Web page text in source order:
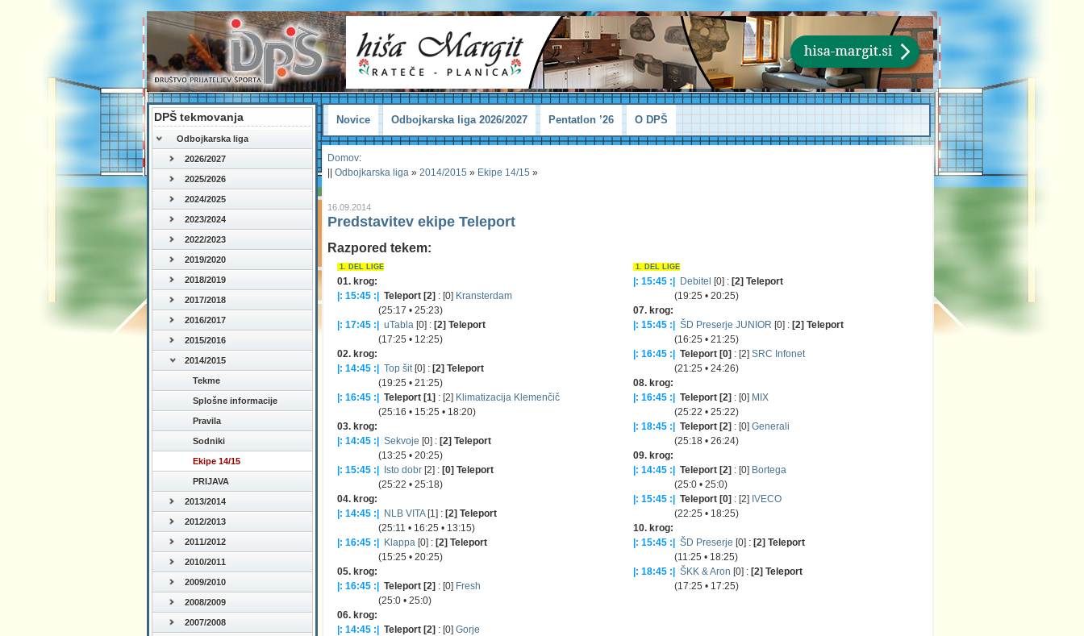
DPŠ tekmovanja
Odbojkarska liga
2026/2027
2025/2026
2024/2025
2023/2024
2022/2023
2019/2020
2018/2019
2017/2018
2016/2017
2015/2016
2014/2015
Tekme
Splošne informacije
Pravila
Sodniki
Ekipe 14/15
PRIJAVA
2013/2014
2012/2013
2011/2012
2010/2011
2009/2010
2008/2009
2007/2008
Novice Odbojkarska liga 2026/2027 Pentatlon ’26 O DPŠ
Domov:
Odbojkarska liga » 2014/2015 » Ekipe 14/15 »
16.09.2014
Predstavitev ekipe Teleport
Razpored tekem:
1. DEL LIGE
01. krog:
|: 15:45 :|
Teleport [2] : [0] Kransterdam
(25:17 • 25:23)
|: 17:45 :|
uTabla [0] : [2] Teleport
(17:25 • 12:25)
02. krog:
|: 14:45 :|
Top šit[0] : [2] Teleport
(19:25 • 21:25)
|: 16:45 :|
Teleport [1] : [2] Klimatizacija Klemenčič
(25:16 • 15:25 • 18:20)
03. krog:
|: 14:45 :|
Sekvoje [0] : [2] Teleport
(13:25 • 20:25)
|: 15:45 :|
Isto dobr [2] : [0] Teleport
(25:22 • 25:18)
04. krog:
|: 14:45 :|
NLB VITA[1] : [2] Teleport
(25:11 • 16:25 • 13:15)
|: 16:45 :|
Klappa [0] : [2] Teleport
(15:25 • 20:25)
05. krog:
|: 16:45 :|
Teleport [2] : [0] Fresh
(25:0 • 25:0)
06. krog:
|: 14:45 :|
Teleport [2] : [0] Gorje
1. DEL LIGE
|: 15:45 :| Debitel [0] : [2] Teleport
(19:25 • 20:25)
07. krog:
|: 15:45 :|
ŠD Preserje JUNIOR [0] : [2] Teleport
(16:25 • 21:25)
|: 16:45 :|
Teleport [0] : [2] SRC Infonet
(21:25 • 24:26)
08. krog:
|: 16:45 :|
Teleport [2] : [0] MIX
(25:22 • 25:22)
|: 18:45 :|
Teleport [2] : [0] Generali
(25:18 • 26:24)
09. krog:
|: 14:45 :|
Teleport [2] : [0] Bortega
(25:0 • 25:0)
|: 15:45 :|
Teleport [0] : [2] IVECO
(22:25 • 18:25)
10. krog:
|: 15:45 :|
ŠD Preserje [0] : [2] Teleport
(11:25 • 18:25)
|: 18:45 :|
ŠKK & Aron [0] : [2] Teleport
(17:25 • 17:25)